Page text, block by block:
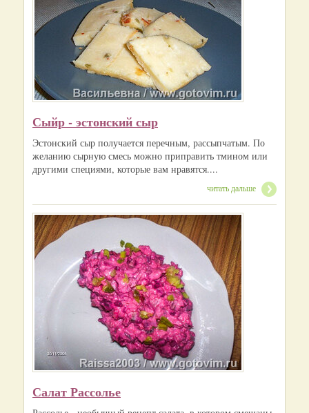
Сыйр - эстонский сыр
Эстонский сыр получается перечным, рассыпчатым. По
желанию сырную смесь можно приправить тмином или
другими специями, которые вам нравятся....
читать дальше
Салат Рассолье